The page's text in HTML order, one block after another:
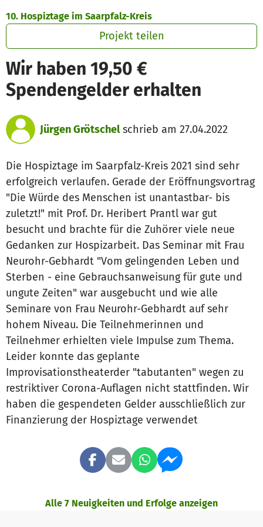
10. Hospiztage im Saarpfalz-Kreis
Projekt teilen
Wir haben 19,50 €
Spendengelder erhalten
Jürgen Grötschelschrieb am 27.04.2022
Die Hospiztage im Saarpfalz-Kreis 2021 sind sehr
erfolgreich verlaufen. Gerade der Eröffnungsvortrag
"Die Würde des Menschen ist unantastbar- bis
zuletzt!" mit Prof. Dr. Heribert Prantl war gut
besucht und brachte für die Zuhörer viele neue
Gedanken zur Hospizarbeit. Das Seminar mit Frau
Neurohr-Gebhardt "Vom gelingenden Leben und
Sterben - eine Gebrauchsanweisung für gute und
ungute Zeiten" war ausgebucht und wie alle
Seminare von Frau Neurohr-Gebhardt auf sehr
hohem Niveau. Die Teilnehmerinnen und
Teilnehmer erhielten viele Impulse zum Thema.
Leider konnte das geplante
Improvisationstheaterder "tabutanten" wegen zu
restriktiver Corona-Auflagen nicht stattfinden. Wir
haben die gespendeten Gelder ausschließlich zur
Finanzierung der Hospiztage verwendet
Alle 7 Neuigkeiten und Erfolge anzeigen